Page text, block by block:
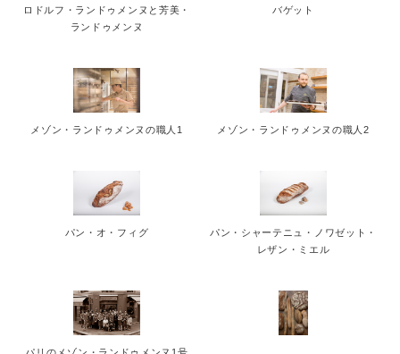
ロドルフ・ランドゥメンヌと芳美・
ランドゥメンヌ
バゲット
メゾン・ランドゥメンヌの職人1 メゾン・ランドゥメンヌの職人2
パン・オ・フィグ
パン・シャーテニュ・ノワゼット・
レザン・ミエル